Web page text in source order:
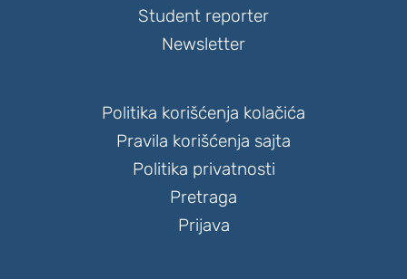
Student reporter
Newsletter
Politika korišćenja kolačića
Pravila korišćenja sajta
Politika privatnosti
Pretraga
Prijava